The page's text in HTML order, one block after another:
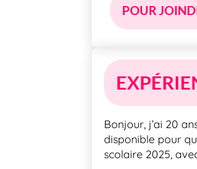
POUR
Bonjour, j’ai 20
disponible pour
scolaire 2025,